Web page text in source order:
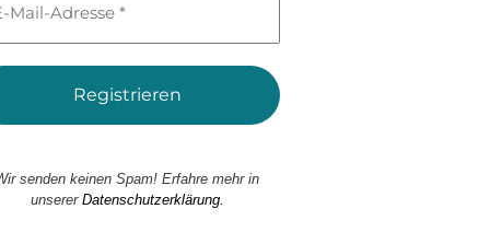
senden keinen Spam! Erfahre mehr in
unserer Datenschutzerklärung.